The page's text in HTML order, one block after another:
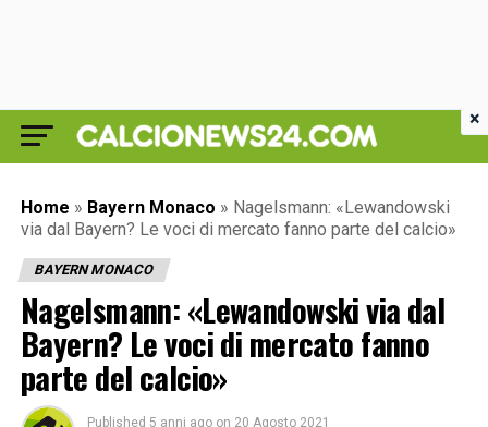
Home » Bayern Monaco » Nagelsmann: «Lewandowski
via dal Bayern? Le voci di mercato fanno parte del calcio»
BAYERN MONACO
Nagelsmann: «Lewandowski via dal
Bayern? Le voci di mercato fanno
parte del calcio»
Published 5 anni ago on 20 Agosto 2021
×